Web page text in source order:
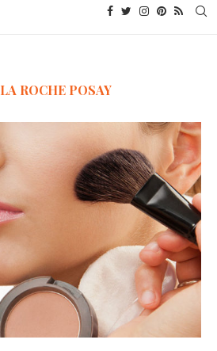
LA ROCHE POSAY